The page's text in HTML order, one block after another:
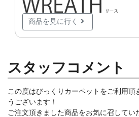
商品を見に行く
スタッフコメント
この度はびっくりカーペットをご利用頂
うございます！
ご注文頂きました商品をお気に召してい